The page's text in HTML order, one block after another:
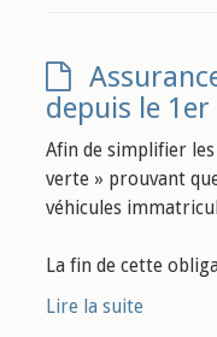
depuis le 1er
Afin de simplifier
verte » prouvant
véhicules
La fin de cette
Lire la suite